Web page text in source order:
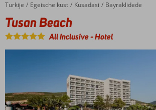
Veel sport- en
spafaciliteiten
Home
Turkije Egeische kust Kusadasi Bayraklidede
Tusan Beach
Tusan Beach
All Inclusive-Hotel